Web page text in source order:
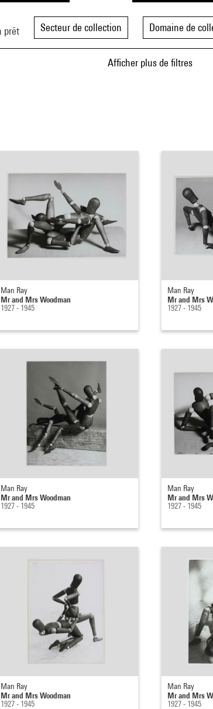
prêt Secteur de collection Domaine de
Afficher plus de filtres
Man Ray
Mr and Mrs Woodman
1927 - 1945
Man Ray
Mr and Mrs
1927 - 1945
Man Ray
Mr and Mrs Woodman
1927 - 1945
Man Ray
Mr and Mrs
1927 - 1945
Man Ray
Mr and Mrs Woodman
1927 - 1945
Man Ray
Mr and Mrs
1927 - 1945